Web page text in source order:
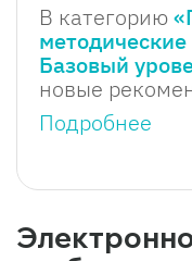
В категорию
Базовый
новые
9 класса.
Подробнее